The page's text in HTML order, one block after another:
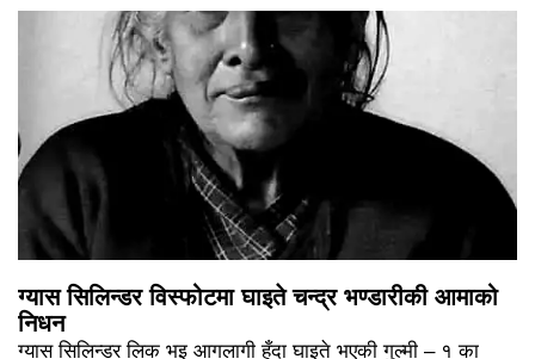
ग्यास सिलिन्डर विस्फोटमा घाइते चन्द्र भण्डारीकी आमाको
निधन
ग्यास सिलिन्डर लिक भइ आगलागी हुँदा घाइते भएकी गुल्मी – १ का